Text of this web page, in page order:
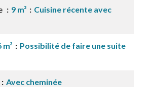
9 m²
Cuisine récente avec
m²
Possibilité de faire une suite
Avec cheminée